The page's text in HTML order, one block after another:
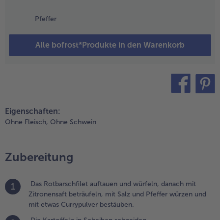
Pfeffer
Alle bofrost*Produkte in den Warenkorb
der Pfanne
Eigenschaften:
Ohne Fleisch, Ohne Schwein
Zubereitung
1
Das Rotbarschfilet auftauen und würfeln, danach mit
Zitronensaft beträufeln, mit Salz und Pfeffer würzen und
mit etwas Currypulver bestäuben.